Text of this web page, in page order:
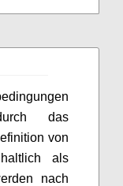
das
von
als
nach